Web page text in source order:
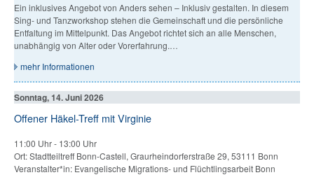
Ein inklusives Angebot von Anders sehen – Inklusiv gestalten. In diesem
Sing- und Tanzworkshop stehen die Gemeinschaft und die persönliche
Entfaltung im Mittelpunkt. Das Angebot richtet sich an alle Menschen,
unabhängig von Alter oder Vorerfahrung.…
mehr Informationen
Sonntag, 14. Juni 2026
Offener Häkel-Treff mit Virginie
11:00 Uhr- 13:00 Uhr
Ort: Stadtteiltreff Bonn-Castell, Graurheindorferstraße 29, 53111 Bonn
Veranstalter*in: Evangelische Migrations- und Flüchtlingsarbeit Bonn